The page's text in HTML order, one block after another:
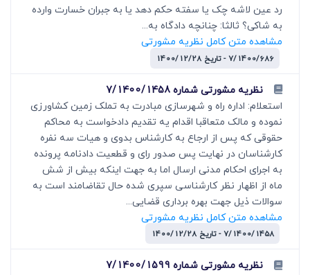
رد عین لاشه چک یا سفته حکم دهد یا به جبران خسارت وارده
به شاکی؟ ثالثا: چنانچه دادگاه به...
مشاهده متن کامل نظریه مشورتی
7/1400/686 - تاریخ 1400/12/28
نظریه مشورتی شماره 7/1400/1458
استعلام: اداره راه و شهرسازی مبادرت به تملک زمین کشاورزی
نموده و مالک متعاقبا اقدام یه تقدیم دادخواست به محاکم
حقوقی که پس از ارجاع به کارشناس بدوی و هیات سه نفره
کارشناسان در نهایت پس صدور رای و قطعیت دادنامه پرونده
به اجرای احکام مدنی ارسال اما به جهت اینکه بیش از شش
ماه از اظهار نظر کارشناسی سپری شده حال تقاضامند است به
سوالات ذیل جهت بهره برداری قضایی...
مشاهده متن کامل نظریه مشورتی
7/1400/1458 - تاریخ 1400/12/28
نظریه مشورتی شماره 7/1400/1599